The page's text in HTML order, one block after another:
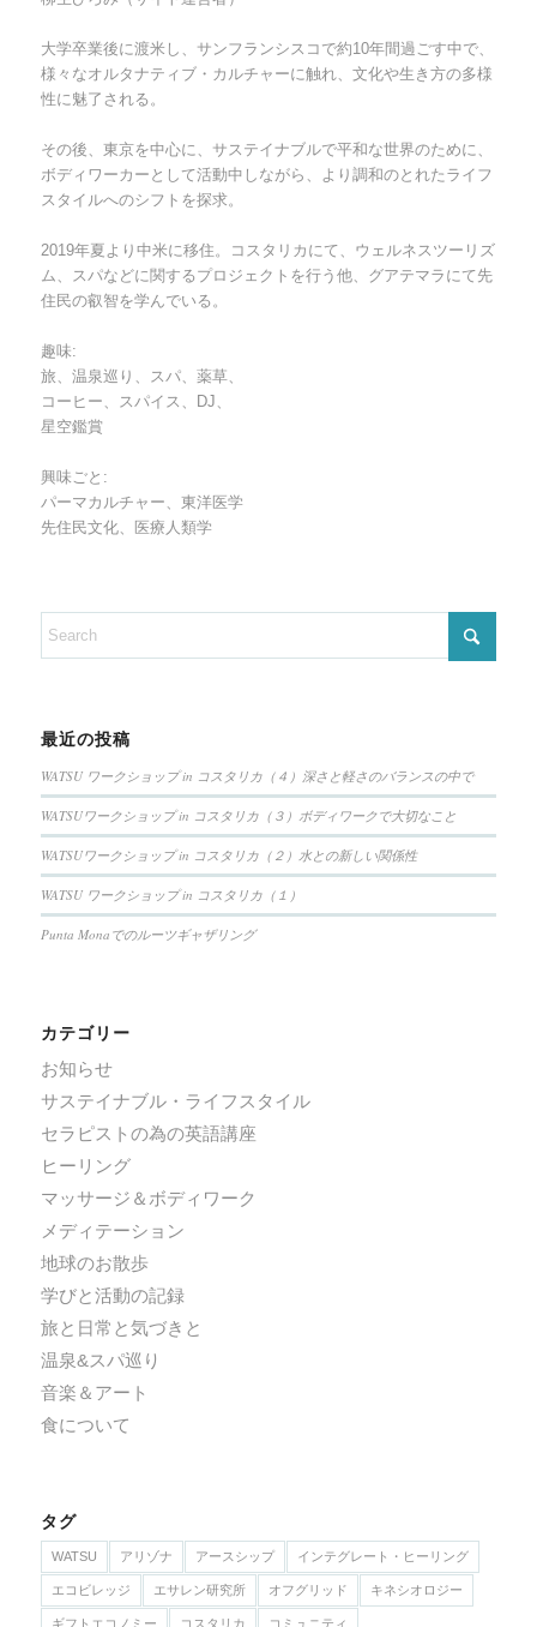
大学卒業後に渡米し、サンフランシスコで約10年間過ごす中で、
様々なオルタナティブ・カルチャーに触れ、文化や生き方の多様
性に魅了される。
その後、東京を中心に、サステイナブルで平和な世界のために、
ボディワーカーとして活動中しながら、より調和のとれたライフ
スタイルへのシフトを探求。
2019年夏より中米に移住。コスタリカにて、ウェルネスツーリズ
ム、スパなどに関するプロジェクトを行う他、グアテマラにて先
住民の叡智を学んでいる。
趣味:
旅、温泉巡り、スパ、薬草、
コーヒー、スパイス、DJ、
星空鑑賞
興味ごと:
パーマカルチャー、東洋医学
先住民文化、医療人類学
最近の投稿
WATSU ワークショップ in コスタリカ（４）深さと軽さのバランスの中で
WATSUワークショップ in コスタリカ（３）ボディワークで大切なこと
WATSUワークショップ in コスタリカ（２）水との新しい関係性
WATSU ワークショップ in コスタリカ（１）
Punta Monaでのルーツギャザリング
カテゴリー
お知らせ
サステイナブル・ライフスタイル
セラピストの為の英語講座
ヒーリング
マッサージ＆ボディワーク
メディテーション
地球のお散歩
学びと活動の記録
旅と日常と気づきと
温泉&スパ巡り
音楽＆アート
食について
タグ
WATSU アリゾナ アースシップ インテグレート・ヒーリング
エコビレッジ エサレン研究所 オフグリッド キネシオロジー
ギフトエコノミー コスタリカ コミュニティ